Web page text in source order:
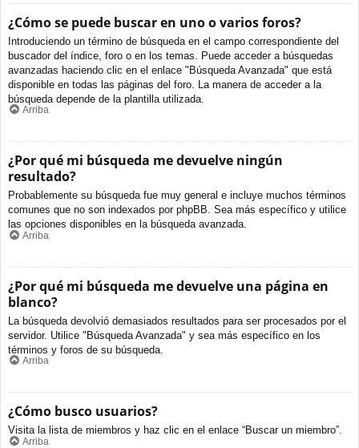
¿Cómo se puede buscar en uno o varios foros?
Introduciendo un término de búsqueda en el campo correspondiente del
buscador del índice, foro o en los temas. Puede acceder a búsquedas
avanzadas haciendo clic en el enlace "Búsqueda Avanzada" que está
disponible en todas las páginas del foro. La manera de acceder a la
búsqueda depende de la plantilla utilizada.
Arriba
¿Por qué mi búsqueda me devuelve ningún
resultado?
Probablemente su búsqueda fue muy general e incluye muchos términos
comunes que no son indexados por phpBB. Sea más específico y utilice
las opciones disponibles en la búsqueda avanzada.
Arriba
¿Por qué mi búsqueda me devuelve una página en
blanco?
La búsqueda devolvió demasiados resultados para ser procesados por el
servidor. Utilice "Búsqueda Avanzada" y sea más específico en los
términos y foros de su búsqueda.
Arriba
¿Cómo busco usuarios?
Visita la lista de miembros y haz clic en el enlace “Buscar un miembro”.
Arriba